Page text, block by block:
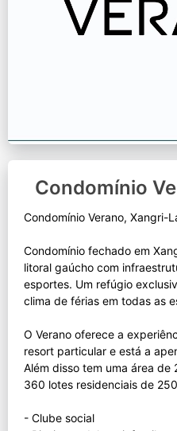
Condomínio
Condomínio Verano, Xangri-
Condomínio fechado em
litoral gaúcho com
esportes. Um refúgio
clima de férias em todas as
O Verano oferece a
resort particular e está a
Além disso tem uma área
360 lotes residenciais de
- Clube social